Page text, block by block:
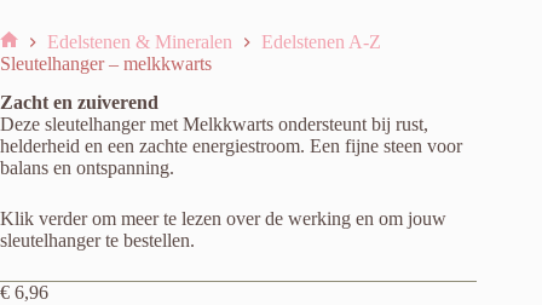
Home
Edelstenen & Mineralen
Edelstenen A-Z
Sleutelhanger – melkkwarts
Zacht en zuiverend
Deze sleutelhanger met Melkkwarts ondersteunt bij rust,
helderheid en een zachte energiestroom. Een fijne steen voor
balans en ontspanning.
Klik verder om meer te lezen over de werking en om jouw
sleutelhanger te bestellen.
€ 6,96